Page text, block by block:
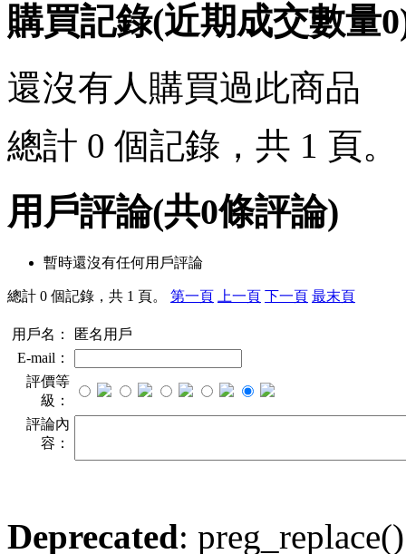
購買記錄(近期成交數量0
還沒有人購買過此商品
總計 0 個記錄，共 1 頁。
用戶評論(共0條評論)
暫時還沒有任何用戶評論
總計 0 個記錄，共 1 頁。 第一頁 上一頁 下一頁 最末頁
用戶名：
匿名用戶
E-mail：
評價等
級：
評論內
容：
Deprecated: